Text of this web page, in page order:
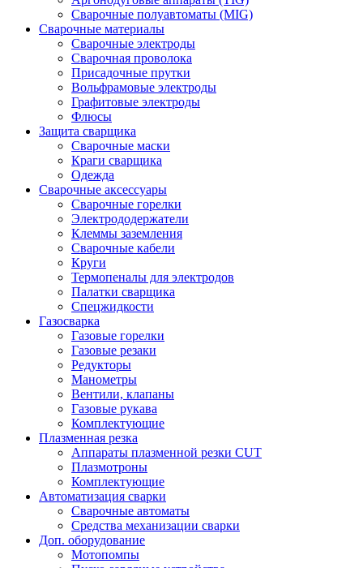
Сварочные полуавтоматы (MIG)
Сварочные материалы
Сварочные электроды
Сварочная проволока
Присадочные прутки
Вольфрамовые электроды
Графитовые электроды
Флюсы
Защита сварщика
Сварочные маски
Краги сварщика
Одежда
Сварочные аксессуары
Сварочные горелки
Электрододержатели
Клеммы заземления
Сварочные кабели
Круги
Термопеналы для электродов
Палатки сварщика
Спецжидкости
Газосварка
Газовые горелки
Газовые резаки
Редукторы
Манометры
Вентили, клапаны
Газовые рукава
Комплектующие
Плазменная резка
Аппараты плазменной резки CUT
Плазмотроны
Комплектующие
Автоматизация сварки
Сварочные автоматы
Средства механизации сварки
Доп. оборудование
Мотопомпы